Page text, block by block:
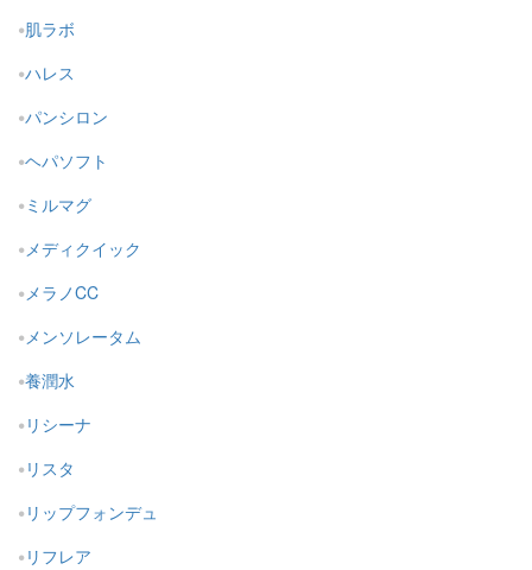
肌ラボ
ハレス
パンシロン
ヘパソフト
ミルマグ
メディクイック
メラノCC
メンソレータム
養潤水
リシーナ
リスタ
リップフォンデュ
リフレア